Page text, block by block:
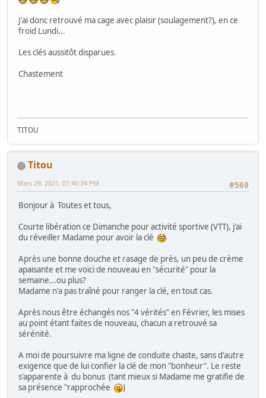
J'ai donc retrouvé ma cage avec plaisir (soulagement?), en ce
froid Lundi...
Les clés aussitôt disparues.
Chastement
TITOU
Titou
#569
Mars 29, 2021, 01:40:34 PM
Bonjour à Toutes et tous,
Courte libération ce Dimanche pour activité sportive (VTT), j'ai
du réveiller Madame pour avoir la clé
Après une bonne douche et rasage de près, un peu de crème
apaisante et me voici de nouveau en "sécurité" pour la
semaine...ou plus?
Madame n'a pas traîné pour ranger la clé, en tout cas.
Après nous être échangés nos "4 vérités" en Février, les mises
au point étant faites de nouveau, chacun a retrouvé sa
sérénité.
A moi de poursuivre ma ligne de conduite chaste, sans d'autre
exigence que de lui confier la clé de mon "bonheur". Le reste
s'apparente à du bonus (tant mieux si Madame me gratifie de
sa présence "rapprochée
)